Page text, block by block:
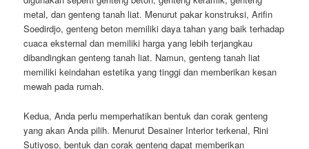
metal, dan genteng tanah liat. Menurut pakar konstruksi, Arifin
Soedirdjo, genteng beton memiliki daya tahan yang baik terhadap
cuaca eksternal dan memiliki harga yang lebih terjangkau
dibandingkan genteng tanah liat. Namun, genteng tanah liat
memiliki keindahan estetika yang tinggi dan memberikan kesan
mewah pada rumah.
Kedua, Anda perlu memperhatikan bentuk dan corak genteng
yang akan Anda pilih. Menurut Desainer Interior terkenal, Rini
Sutiyoso, bentuk dan corak genteng dapat memberikan